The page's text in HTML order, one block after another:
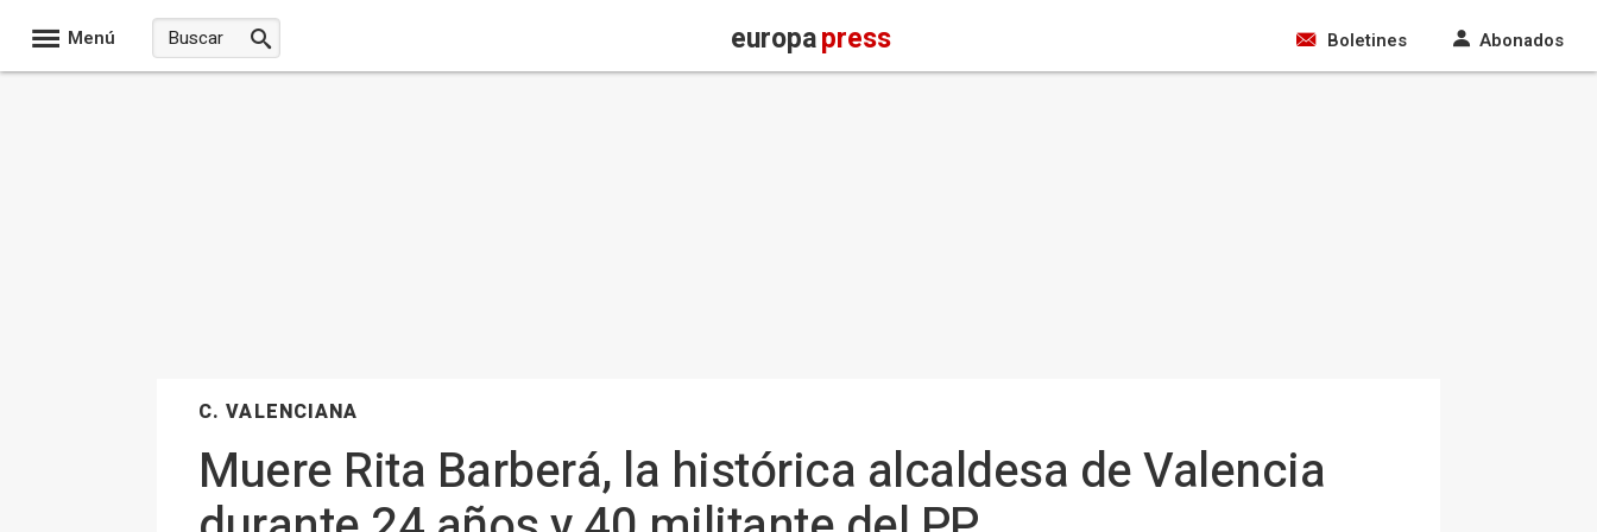
Menú europapress Boletines Abonados
C. VALENCIANA
Muere Rita Barberá, la histórica alcaldesa de Valencia